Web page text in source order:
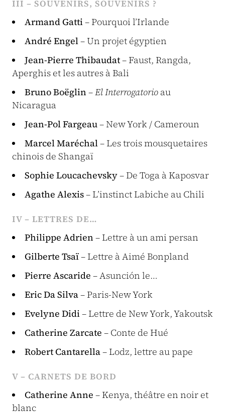
III – SOUVENIRS, SOUVENIRS ?
Armand Gatti– Pourquoi l’Irlande
André Engel– Un projet égyptien
Jean-Pierre Thibaudat– Faust, Rangda,
Aperghis et les autres à Bali
Bruno Boëglin –El Interrogatorio au
Nicaragua
Jean-Pol Fargeau– New York / Cameroun
Marcel Maréchal– Les trois mousquetaires
chinois de Shangaï
Sophie Loucachevsky– De Toga à Kaposvar
Agathe Alexis– L’instinct Labiche au Chili
IV – LETTRES DE…
Philippe Adrien – Lettre à un ami persan
Gilberte Tsaï– Lettre à Aimé Bonpland
Pierre Ascaride – Asunción le…
Eric Da Silva– Paris-New York
Evelyne Didi– Lettre de New York, Yakoutsk
Catherine Zarcate – Conte de Hué
Robert Cantarella– Lodz, lettre au pape
V – CARNETS DE BORD
Catherine Anne – Kenya, théâtre en noir et
blanc